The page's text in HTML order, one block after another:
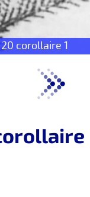
corollaire 1